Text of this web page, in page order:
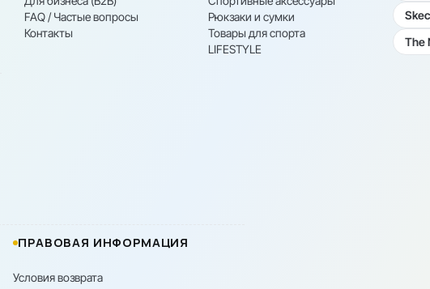
FAQ / Частые вопросы
Контакты
Рюкзаки и сумки
Товары для спорта
LIFESTYLE
The
ПРАВОВАЯ ИНФОРМАЦИЯ
Условия возврата